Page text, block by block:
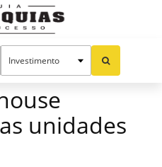
unidades